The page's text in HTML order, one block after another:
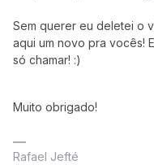
Sem querer eu deletei o
aqui um novo pra vocês!
só chamar! :)
Muito obrigado!
Rafael Jefté